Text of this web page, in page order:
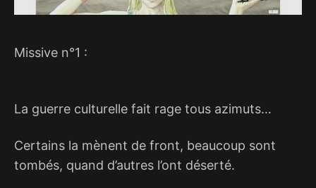
Missive n°1 :
La guerre culturelle fait rage tous azimuts…
Certains la mènent de front, beaucoup sont
tombés, quand d’autres l’ont déserté.